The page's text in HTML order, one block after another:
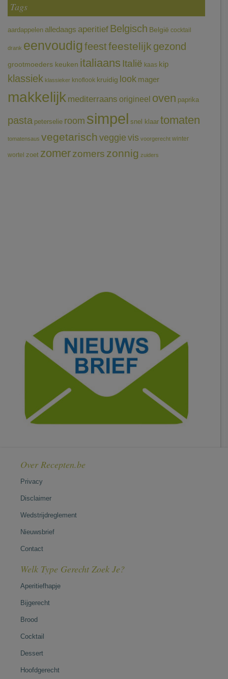
Tags
aardappelen alledaags aperitief Belgisch België cocktail
drank eenvoudigfeestfeestelijk gezond
grootmoeders keuken italiaans Italië kaas kip
klassiek klassieker knoflook kruidig look mager
makkelijk mediterraans origineel oven paprika
pasta peterselie room simpel snel klaar tomaten
tomatensaus vegetarischveggie vis voorgerecht winter
wortel zoet zomerzomers zonnig zuiders
Over Recepten.be
Privacy
Disclaimer
Wedstrijdreglement
Nieuwsbrief
Contact
Welk Type Gerecht Zoek Je?
Aperitiefhapje
Bijgerecht
Brood
Cocktail
Dessert
Hoofdgerecht